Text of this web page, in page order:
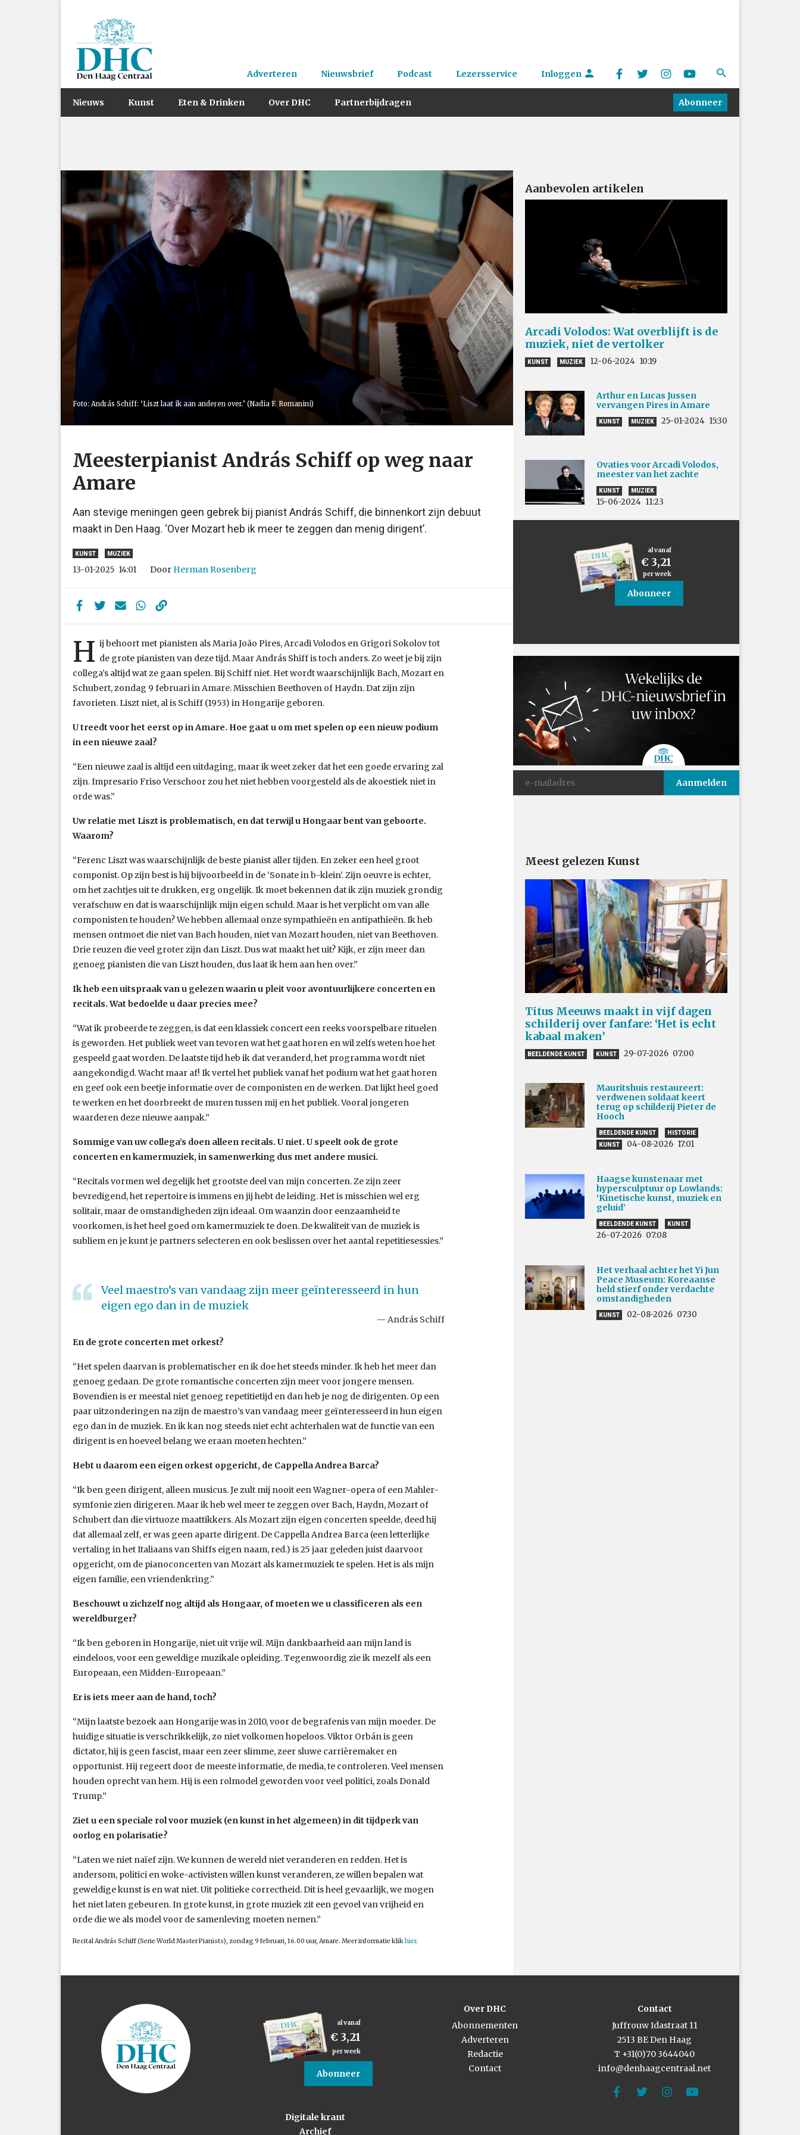
Adverteren Nieuwsbrief Podcast Lezersservice Inloggen
Nieuws Kunst Eten & Drinken Over DHC Partnerbijdragen Abonneer
Foto: András Schiff: ‘Liszt laat ik aan anderen over.’ (Nadia F. Romanini)
Meesterpianist András Schiff op weg naar
Amare
Aan stevige meningen geen gebrek bij pianist András Schiff, die binnenkort zijn debuut
maakt in Den Haag. ‘Over Mozart heb ik meer te zeggen dan menig dirigent’.
KUNST MUZIEK
13-01-2025 14:01 Door Herman Rosenberg
H ij behoort met pianisten als Maria João Pires, Arcadi Volodos en Grigori Sokolov tot
de grote pianisten van deze tijd. Maar András Shiff is toch anders. Zo weet je bij zijn
collega’s altijd wat ze gaan spelen. Bij Schiff niet. Het wordt waarschijnlijk Bach, Mozart en
Schubert, zondag 9 februari in Amare. Misschien Beethoven of Haydn. Dat zijn zijn
favorieten. Liszt niet, al is Schiff (1953) in Hongarije geboren.
U treedt voor het eerst op in Amare. Hoe gaat u om met spelen op een nieuw podium
in een nieuwe zaal?
“Een nieuwe zaal is altijd een uitdaging, maar ik weet zeker dat het een goede ervaring zal
zijn. Impresario Friso Verschoor zou het niet hebben voorgesteld als de akoestiek niet in
orde was.”
Uw relatie met Liszt is problematisch, en dat terwijl u Hongaar bent van geboorte.
Waarom?
“Ferenc Liszt was waarschijnlijk de beste pianist aller tijden. En zeker een heel groot
componist. Op zijn best is hij bijvoorbeeld in de ‘Sonate in b-klein’. Zijn oeuvre is echter,
om het zachtjes uit te drukken, erg ongelijk. Ik moet bekennen dat ik zijn muziek grondig
verafschuw en dat is waarschijnlijk mijn eigen schuld. Maar is het verplicht om van alle
componisten te houden? We hebben allemaal onze sympathieën en antipathieën. Ik heb
mensen ontmoet die niet van Bach houden, niet van Mozart houden, niet van Beethoven.
Drie reuzen die veel groter zijn dan Liszt. Dus wat maakt het uit? Kijk, er zijn meer dan
genoeg pianisten die van Liszt houden, dus laat ik hem aan hen over.”
Ik heb een uitspraak van u gelezen waarin u pleit voor avontuurlijkere concerten en
recitals. Wat bedoelde u daar precies mee?
“Wat ik probeerde te zeggen, is dat een klassiek concert een reeks voorspelbare rituelen
is geworden. Het publiek weet van tevoren wat het gaat horen en wil zelfs weten hoe het
gespeeld gaat worden. De laatste tijd heb ik dat veranderd, het programma wordt niet
aangekondigd. Wacht maar af! Ik vertel het publiek vanaf het podium wat het gaat horen
en geef ook een beetje informatie over de componisten en de werken. Dat lijkt heel goed
te werken en het doorbreekt de muren tussen mij en het publiek. Vooral jongeren
waarderen deze nieuwe aanpak.”
Sommige van uw collega’s doen alleen recitals. U niet. U speelt ook de grote
concerten en kamermuziek, in samenwerking dus met andere musici.
“Recitals vormen wel degelijk het grootste deel van mijn concerten. Ze zijn zeer
bevredigend, het repertoire is immens en jij hebt de leiding. Het is misschien wel erg
solitair, maar de omstandigheden zijn ideaal. Om waanzin door eenzaamheid te
voorkomen, is het heel goed om kamermuziek te doen. De kwaliteit van de muziek is
subliem en je kunt je partners selecteren en ook beslissen over het aantal repetitiesessies.”
Veel maestro’s van vandaag zijn meer geïnteresseerd in hun
eigen ego dan in de muziek
András Schiff
En de grote concerten met orkest?
“Het spelen daarvan is problematischer en ik doe het steeds minder. Ik heb het meer dan
genoeg gedaan. De grote romantische concerten zijn meer voor jongere mensen.
Bovendien is er meestal niet genoeg repetitietijd en dan heb je nog de dirigenten. Op een
paar uitzonderingen na zijn de maestro’s van vandaag meer geïnteresseerd in hun eigen
ego dan in de muziek. En ik kan nog steeds niet echt achterhalen wat de functie van een
dirigent is en hoeveel belang we eraan moeten hechten.”
Hebt u daarom een eigen orkest opgericht, de Cappella Andrea Barca?
“Ik ben geen dirigent, alleen musicus. Je zult mij nooit een Wagner-opera of een Mahler-
symfonie zien dirigeren. Maar ik heb wel meer te zeggen over Bach, Haydn, Mozart of
Schubert dan die virtuoze maattikkers. Als Mozart zijn eigen concerten speelde, deed hij
dat allemaal zelf, er was geen aparte dirigent. De Cappella Andrea Barca (een letterlijke
vertaling in het Italiaans van Shiffs eigen naam, red.) is 25 jaar geleden juist daarvoor
opgericht, om de pianoconcerten van Mozart als kamermuziek te spelen. Het is als mijn
eigen familie, een vriendenkring.”
Beschouwt u zichzelf nog altijd als Hongaar, of moeten we u classificeren als een
wereldburger?
“Ik ben geboren in Hongarije, niet uit vrije wil. Mijn dankbaarheid aan mijn land is
eindeloos, voor een geweldige muzikale opleiding. Tegenwoordig zie ik mezelf als een
Europeaan, een Midden-Europeaan.”
Er is iets meer aan de hand, toch?
“Mijn laatste bezoek aan Hongarije was in 2010, voor de begrafenis van mijn moeder. De
huidige situatie is verschrikkelijk, zo niet volkomen hopeloos. Viktor Orbán is geen
dictator, hij is geen fascist, maar een zeer slimme, zeer sluwe carrièremaker en
opportunist. Hij regeert door de meeste informatie, de media, te controleren. Veel mensen
houden oprecht van hem. Hij is een rolmodel geworden voor veel politici, zoals Donald
Trump.”
Ziet u een speciale rol voor muziek (en kunst in het algemeen) in dit tijdperk van
oorlog en polarisatie?
“Laten we niet naïef zijn. We kunnen de wereld niet veranderen en redden. Het is
andersom, politici en woke-activisten willen kunst veranderen, ze willen bepalen wat
geweldige kunst is en wat niet. Uit politieke correctheid. Dit is heel gevaarlijk, we mogen
het niet laten gebeuren. In grote kunst, in grote muziek zit een gevoel van vrijheid en
orde die we als model voor de samenleving moeten nemen.”
Recital András Schiff (Serie World Master Pianists), zondag 9 februari, 16.00 uur, Amare. Meer informatie klikhier.
Aanbevolen artikelen
Arcadi Volodos: Wat overblijft is de
muziek, niet de vertolker
KUNST MUZIEK 12-06-2024 10:19
Arthur en Lucas Jussen
vervangen Pires in Amare
KUNST MUZIEK 25-01-2024 15:30
Ovaties voor Arcadi Volodos,
meester van het zachte
KUNST MUZIEK
15-06-2024 11:23
al vanaf
€ 3,21
per week
Abonneer
Meest gelezen Kunst
Titus Meeuws maakt in vijf dagen
schilderij over fanfare: ‘Het is echt
kabaal maken’
BEELDENDE KUNST KUNST 29-07-2026 07:00
Mauritshuis restaureert:
verdwenen soldaat keert
terug op schilderij Pieter de
Hooch
BEELDENDE KUNST
HISTORIE
KUNST
04-08-2026 17:01
Haagse kunstenaar met
hypersculptuur op Lowlands:
‘Kinetische kunst, muziek en
geluid’
BEELDENDE KUNST KUNST
26-07-2026 07:08
Het verhaal achter het Yi Jun
Peace Museum: Koreaanse
held stierf onder verdachte
omstandigheden
KUNST 02-08-2026 07:30
al vanaf
€ 3,21
per week
Abonneer
Digitale krant
Archief
Over DHC
Abonnementen
Adverteren
Redactie
Contact
Contact
Juffrouw Idastraat 11
2513 BE Den Haag
T +31(0)70 3644040
info@denhaagcentraal.net